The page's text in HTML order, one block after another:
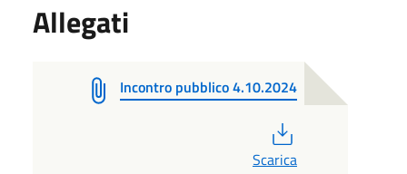
Allegati
Incontro pubblico 4.10.2024
Scarica